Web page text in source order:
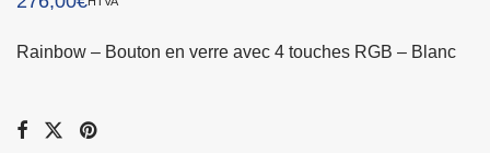
Rainbow – Bouton en verre avec 4 touches RGB – Blanc